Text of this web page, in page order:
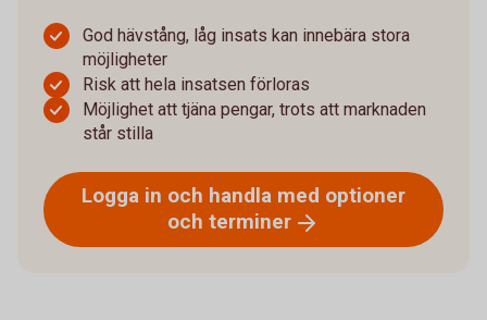
God hävstång, låg insats kan innebära stora
möjligheter
Risk att hela insatsen förloras
Möjlighet att tjäna pengar, trots att marknaden
står stilla
Logga in och handla med optioner
och terminer